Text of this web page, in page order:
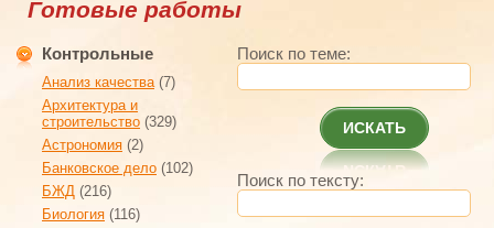
Готовые работы
Контрольные
Анализ качества(7)
Архитектура и
строительство (329)
Астрономия (2)
Банковское дело (102)
БЖД (216)
Биология (116)
Поиск по теме:
ИСКАТЬ
Поиск по тексту: